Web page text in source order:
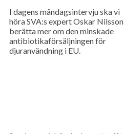
I dagens måndagsintervju ska vi
höra SVA:s expert Oskar Nilsson
berätta mer om den minskade
antibiotikaförsäljningen för
djuranvändning i EU.